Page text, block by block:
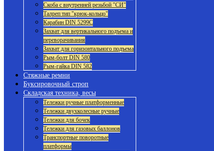
Скоба с внутренней резьбой "СИ"
Талреп тип "крюк-кольцо"
Карабин DIN 5299C
Захват для вертикального подъема и
переворачивания
Захват для горизонтального подъема
Рым-болт DIN 580
Рым-гайка DIN 582
Стяжные ремни
Буксировочный строп
Складская техника, весы
Тележки ручные платформенные
Тележки двухколесные ручные
Тележки для бочек
Тележки для газовых баллонов
Транспортные поворотные
платформы